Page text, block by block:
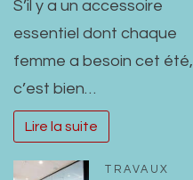
S’il y a un accessoire
essentiel dont chaque
femme a besoin cet été,
c’est bien…
Lire la suite
TRAVAUX